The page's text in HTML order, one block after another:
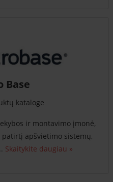
Base
kataloge
ir montavimo įmonė,
apšvietimo sistemų,
Skaitykite daugiau »